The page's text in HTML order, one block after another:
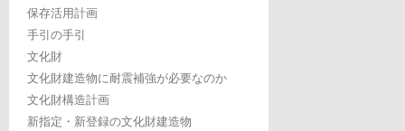
保存活用計画
手引の手引
文化財
文化財建造物に耐震補強が必要なのか
文化財構造計画
新指定・新登録の文化財建造物